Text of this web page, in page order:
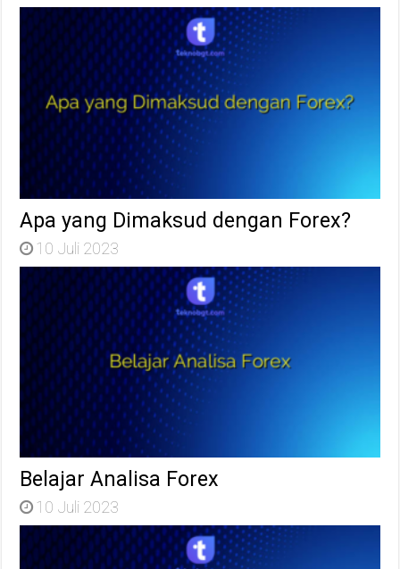
Apa yang Dimaksud dengan Forex?
10 Juli 2023
Belajar Analisa Forex
10 Juli 2023